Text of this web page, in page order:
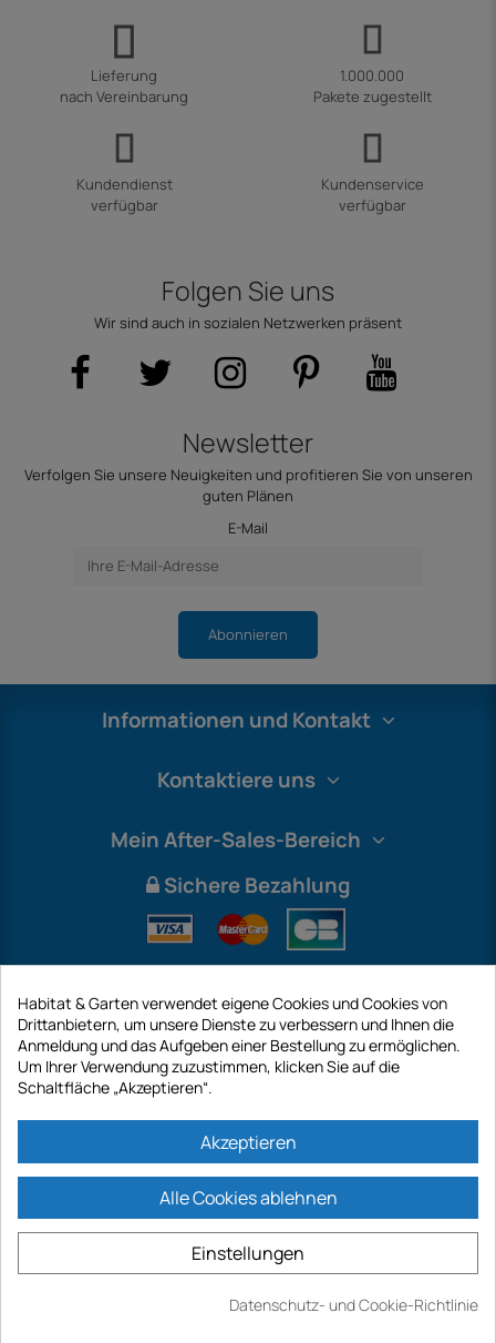
Lieferung
nach Vereinbarung
1.000.000
Pakete zugestellt
Kundendienst
verfügbar
Kundenservice
verfügbar
Folgen Sie uns
Wir sind auch in sozialen Netzwerken präsent
Newsletter
Verfolgen Sie unsere Neuigkeiten und profitieren Sie von unseren
guten Plänen
E-Mail
Abonnieren
Informationen und Kontakt
Kontaktiere uns
Mein After-Sales-Bereich
Sichere Bezahlung
International
einem Kapital von 187 203,29 €, 32 Rue de Paradis - PARIS 75010
(FRANKREICH). GECODIS.SA wurde am 11.04.1998 gegründet und ist eine
Tochtergesellschaft der ODAYA ​​HOLDING mit einem Kapital von 2.750.640,00
EURO.
ALLE UNSERE AKTIONEN SIND GÜLTIG, SOWIE DER VORRAT VERFÜGBAR IST
Habitat & Garten verwendet eigene Cookies und Cookies von
Drittanbietern, um unsere Dienste zu verbessern und Ihnen die
Anmeldung und das Aufgeben einer Bestellung zu ermöglichen.
Um Ihrer Verwendung zuzustimmen, klicken Sie auf die
Schaltfläche „Akzeptieren“.
Akzeptieren
Alle Cookies ablehnen
Einstellungen
Datenschutz- und Cookie-Richtlinie